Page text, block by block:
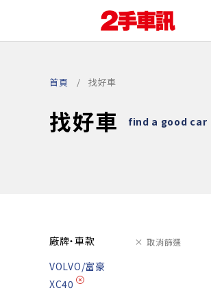
首頁 找好車
找好車 find a good car
廠牌・車款 取消篩選
VOLVO/富豪
XC40